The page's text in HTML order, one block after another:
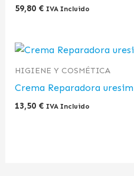
59,80 € IVA Incluido
HIGIENE Y COSMÉTICA
Crema Reparadora uresim
13,50 € IVA Incluido